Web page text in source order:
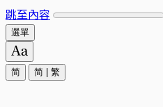
跳至內容
選單
简 简 繁